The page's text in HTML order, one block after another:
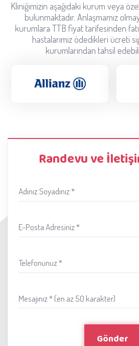
Kliniğimizin aşağıdaki kurum veya
bulunmaktadır. Anlaşmamız
kurumlara TTB fiyat tarifesinden
hastalarımız ödedikleri ücreti
kurumlarından tahsil
Randevu ve
Adınız Soyadınız *
E-Posta Adresiniz *
Telefonunuz *
Mesajınız * (en az 50 karakter)
Gönder